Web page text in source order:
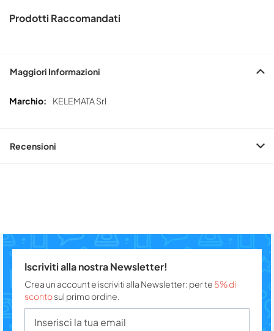
Prodotti Raccomandati
Maggiori Informazioni
Maggiori
KELEMATA Srl
Recensioni
Iscriviti alla nostra Newsletter!
Crea un account e iscriviti alla Newsletter: per te 5% di
scontosul primo ordine.